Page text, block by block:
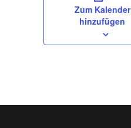
Zum Kalender
hinzufügen